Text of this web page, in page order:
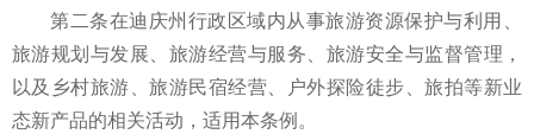
第二条在迪庆州行政区域内从事旅游资源保护与利用、
旅游规划与发展、旅游经营与服务、旅游安全与监督管理，
以及乡村旅游、旅游民宿经营、户外探险徒步、旅拍等新业
态新产品的相关活动，适用本条例。